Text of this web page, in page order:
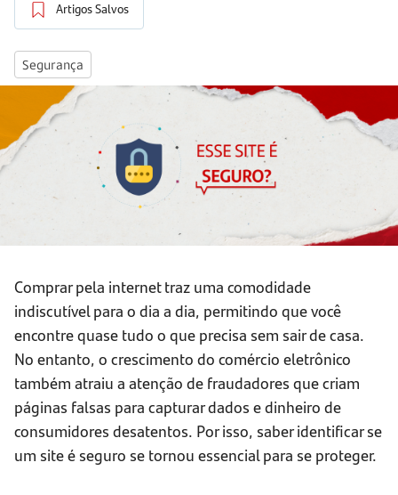
Artigos Salvos
Segurança
Comprar pela internet traz uma comodidade
indiscutível para o dia a dia, permitindo que você
encontre quase tudo o que precisa sem sair de casa.
No entanto, o crescimento do comércio eletrônico
também atraiu a atenção de fraudadores que criam
páginas falsas para capturar dados e dinheiro de
consumidores desatentos. Por isso, saber identificar se
um site é seguro se tornou essencial para se proteger.